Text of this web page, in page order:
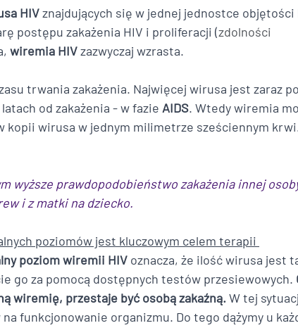
HIV znajdujących się w jednej jednostce objętości
postępu zakażenia HIV i proliferacji (zdolności
wiremia HIV zazwyczaj wzrasta.
trwania zakażenia. Najwięcej wirusa jest zaraz po
od zakażenia - w fazie AIDS. Wtedy wiremia
kopii wirusa w jednym milimetrze sześciennym
wyższe prawdopodobieństwo zakażenia innej
i z matki na dziecko.
poziomów jest kluczowym celem terapii
poziom wiremii HIV oznacza, że ilość wirusa jest
go za pomocą dostępnych testów przesiewowych.
wiremię, przestaje być osobą zakaźną. W tej
funkcjonowanie organizmu. Do tego dążymy u